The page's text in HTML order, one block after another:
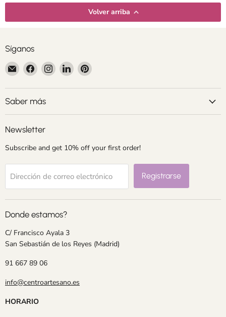
Volver arriba
Síganos
Encuéntrenos
en
Correo
electrónico
Encuéntrenos
en
Facebook
Encuéntrenos
en
Instagram
Encuéntrenos
en
LinkedIn
Encuéntrenos
Pinterest
Saber más
Newsletter
Subscribe and get 10% off your first order!
Dirección de correo electrónico Registrarse
Donde estamos?
C/ Francisco Ayala 3
San Sebastián de los Reyes (Madrid)
91 667 89 06
info@centroartesano.es
HORARIO